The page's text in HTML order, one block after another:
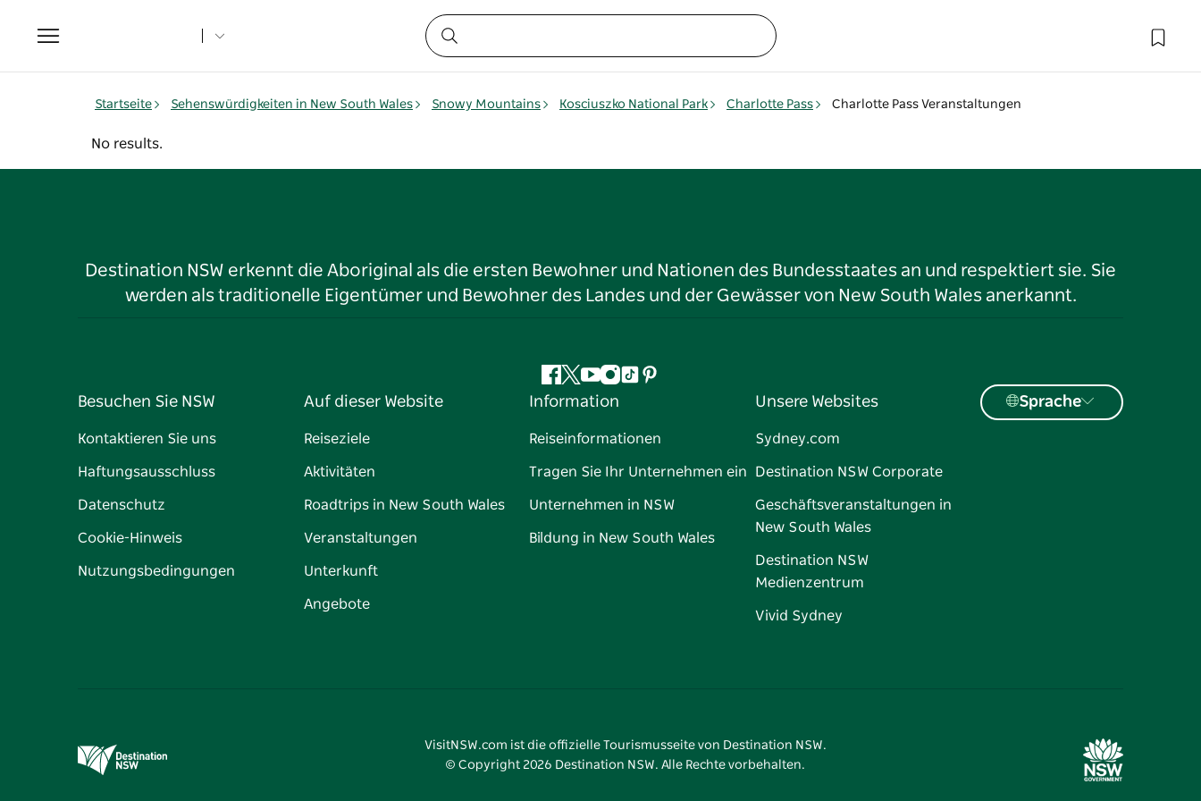
Toggle
navigation
Startseite Sehenswürdigkeiten in New South Wales Snowy Mountains Kosciuszko National Park Charlotte Pass Charlotte Pass Veranstaltungen
No results.
Destination NSW erkennt die Aboriginal als die ersten Bewohner und Nationen des Bundesstaates an und respektiert sie. Sie
werden als traditionelle Eigentümer und Bewohner des Landes und der Gewässer von New South Wales anerkannt.
Facebook
Twitter
YouTube
Instagram
TikTokPinterest
Besuchen Sie NSW
Kontaktieren Sie uns
Haftungsausschluss
Datenschutz
Cookie-Hinweis
Nutzungsbedingungen
Auf dieser Website
Reiseziele
Aktivitäten
Roadtrips in New South Wales
Veranstaltungen
Unterkunft
Angebote
Information
Reiseinformationen
Tragen Sie Ihr Unternehmen ein
Unternehmen in NSW
Bildung in New South Wales
Unsere Websites
Sydney.com
Destination NSW Corporate
Geschäftsveranstaltungen in
New South Wales
Destination NSW
Medienzentrum
Vivid Sydney
Sprache
VisitNSW.com ist die offizielle Tourismusseite von Destination NSW.
© Copyright 2026 Destination NSW. Alle Rechte vorbehalten.